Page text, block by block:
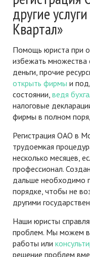
другие
Квартал»
Помощь юриста при
избежать множества
деньги, прочие
открыть фирмы и
состоянии, ведя
налоговые
фирмы в полном
Регистрация ОАО в
трудоемкая
несколько месяцев,
профессионал.
дальше необходимо
порядке, чтобы не
другими
Наши юристы
проблем. Мы можем
работы или
решение проблем